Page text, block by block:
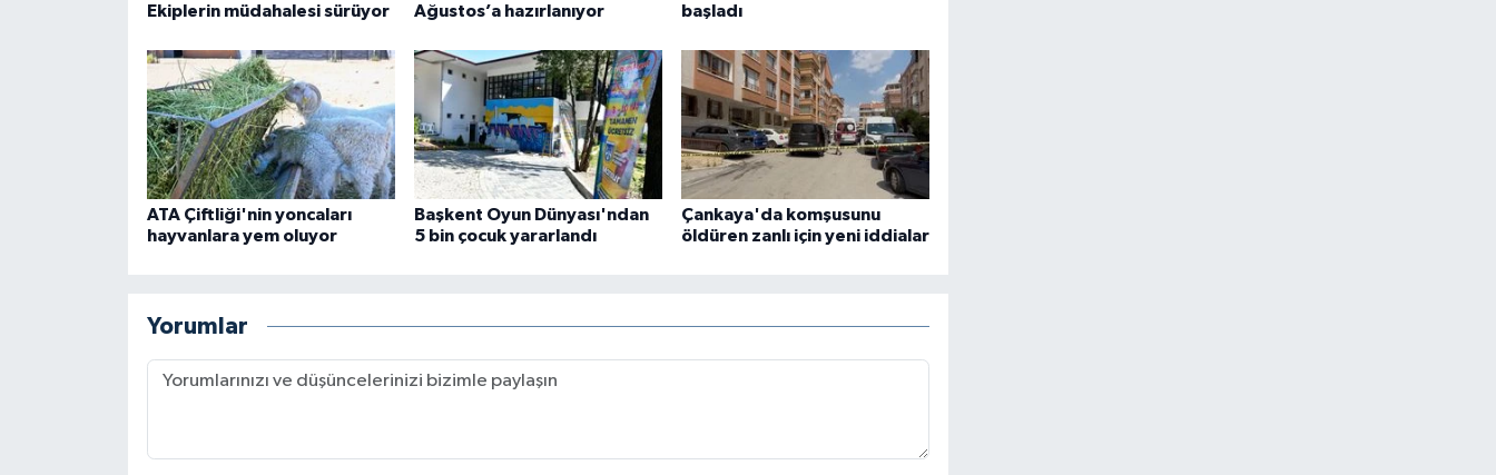
Ekiplerin müdahalesi sürüyor
Ağustos’a hazırlanıyor
başladı
ATA Çiftliği'nin yoncaları
hayvanlara yem oluyor
Başkent Oyun Dünyası'ndan
5 bin çocuk yararlandı
Çankaya'da komşusunu
öldüren zanlı için yeni iddialar
Yorumlar